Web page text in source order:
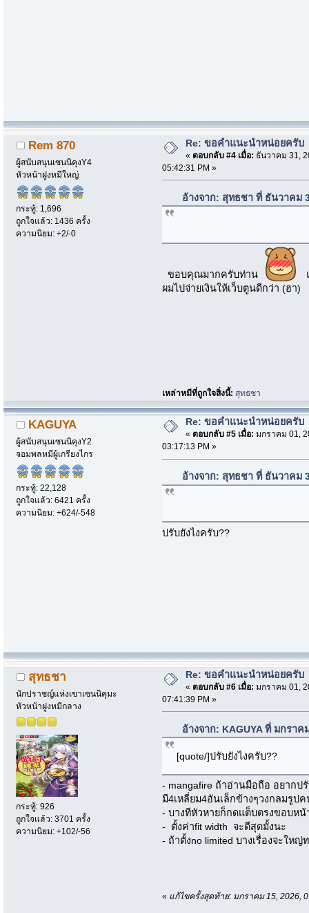
Rem 870
ผู้สนับสนุนเซนนิคุงY4
หัวหน้าฝูงหมีใหญ่
กระทู้: 1,696
ถูกใจแล้ว: 1436 ครั้ง
ความนิยม: +2/-0
Re: ขอคำแนะนำหน่อยครับ
« ตอบกลับ #4 เมื่อ: ธันวาคม 31,
05:42:31 PM »
อ้างจาก: สุทธชา ที่ ธันวาคม
ขอบคุณมากครับท่าน
ผมไปจ่ายเงินให้เว็บตูนดีกว่า (ฮา)
เหล่าหมีที่ถูกใจสิ่งนี้: สุทธชา
KAGUYA
ผู้สนับสนุนเซนนิคุงY2
จอมพลหมีผู้เกรียงไกร
กระทู้: 22,128
ถูกใจแล้ว: 6421 ครั้ง
ความนิยม: +624/-548
Re: ขอคำแนะนำหน่อยครับ
« ตอบกลับ #5 เมื่อ: มกราคม 01,
03:17:13 PM »
อ้างจาก: สุทธชา ที่ ธันวาคม
ปรับยังไงครับ??
สุทธชา
นักปราชญ์แห่งเขาเซนนิคุมะ
หัวหน้าฝูงหมีกลาง
กระทู้: 926
ถูกใจแล้ว: 3701 ครั้ง
ความนิยม: +102/-56
Re: ขอคำแนะนำหน่อยครับ
« ตอบกลับ #6 เมื่อ: มกราคม 01,
07:41:39 PM »
อ้างจาก: KAGUYA ที่ มกราค
[quote/]ปรับยังไงครับ??
- mangafire ถ้าอ่านมือถือ อยาก
มี4เหลี่ยม4อันเล็กข้างๆวงกลมรูป
- บางทีหัวหายก็กดแต็บตรงขอบหน้
- ตั้งค่าfit width จะดีสุดมั้งนะ
- ถ้าตั้งno limited บางเรื่องจะให
« แก้ไขครั้งสุดท้าย: มกราคม 15, 2026,